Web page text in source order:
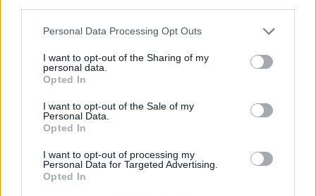
Personal Data Processing Opt Outs
I want to opt-out of the Sharing of my
personal data.
Opted In
I want to opt-out of the Sale of my
Personal Data.
Opted In
I want to opt-out of processing my
Personal Data for Targeted Advertising.
Opted In
vuoksi
Suolikaasun tuoksu levisi Spider-Man -
näytöksessä – yleisö poistui paikalta
Maailman eniten matkustaneet valitsivat
suosikkikohteensa – yllättävä voittaja